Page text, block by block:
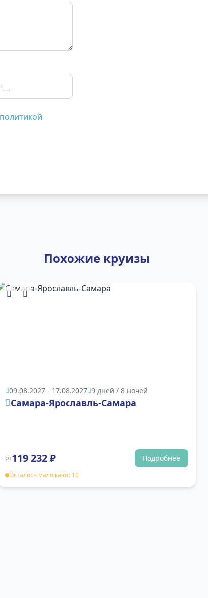
политикой
Похожие круизы
09.08.2027 - 17.08.2027 9 дней / 8 ночей
Самара-Ярославль-Самара
от119 232₽ Подробнее
Осталось мало кают: 10